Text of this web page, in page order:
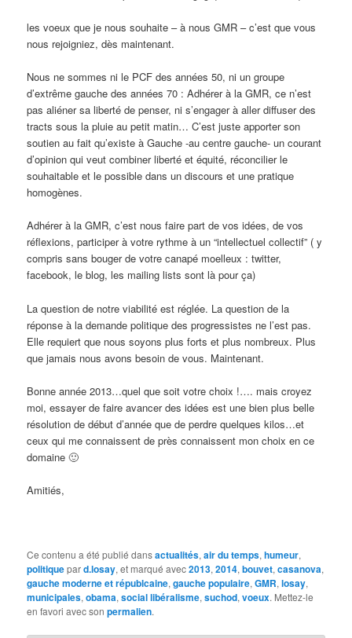
les voeux que je nous souhaite – à nous GMR – c’est que vous
nous rejoigniez, dès maintenant.
Nous ne sommes ni le PCF des années 50, ni un groupe
d’extrême gauche des années 70 : Adhérer à la GMR, ce n’est
pas aliéner sa liberté de penser, ni s’engager à aller diffuser des
tracts sous la pluie au petit matin… C’est juste apporter son
soutien au fait qu’existe à Gauche -au centre gauche- un courant
d’opinion qui veut combiner liberté et équité, réconcilier le
souhaitable et le possible dans un discours et une pratique
homogènes.
Adhérer à la GMR, c’est nous faire part de vos idées, de vos
réflexions, participer à votre rythme à un “intellectuel collectif” ( y
compris sans bouger de votre canapé moelleux : twitter,
facebook, le blog, les mailing lists sont là pour ça)
La question de notre viabilité est réglée. La question de la
réponse à la demande politique des progressistes ne l’est pas.
Elle requiert que nous soyons plus forts et plus nombreux. Plus
que jamais nous avons besoin de vous. Maintenant.
Bonne année 2013…quel que soit votre choix !…. mais croyez
moi, essayer de faire avancer des idées est une bien plus belle
résolution de début d’année que de perdre quelques kilos…et
ceux qui me connaissent de près connaissent mon choix en ce
domaine 🙂
Amitiés,
Ce contenu a été publié dansactualités,air du temps,humeur,
politiquepard.losay, et marqué avec2013,2014,bouvet,casanova,
gauche moderne et républcaine,gauche populaire,GMR,losay,
municipales,obama,social libéralisme,suchod,voeux. Mettez-le
en favori avec sonpermalien.